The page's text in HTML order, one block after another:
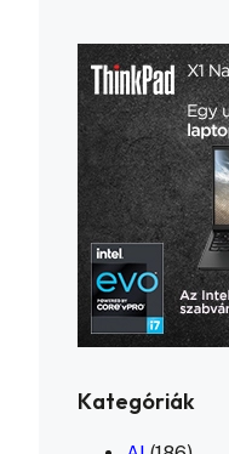
Kategóriák